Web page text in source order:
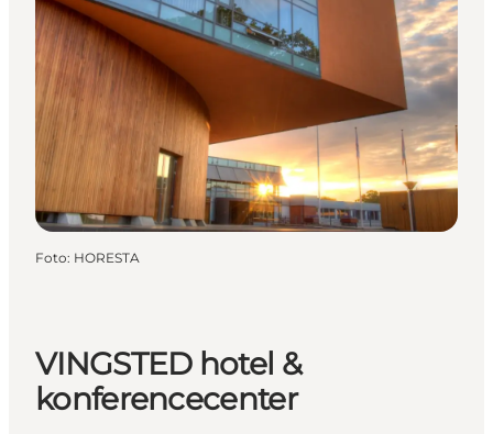
Foto: HORESTA
VINGSTED hotel &
konferencecenter